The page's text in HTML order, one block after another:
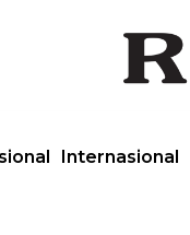
Internasional